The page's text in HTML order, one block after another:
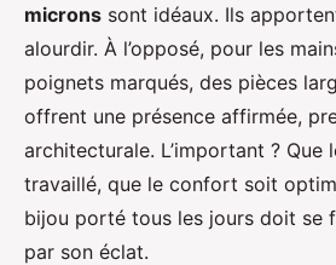
microns sont idéaux. Ils
alourdir. À l’opposé, pour les
poignets marqués, des pièces
offrent une présence affirmée,
architecturale. L’important ? Que
travaillé, que le confort soit
bijou porté tous les jours doit se
par son éclat.